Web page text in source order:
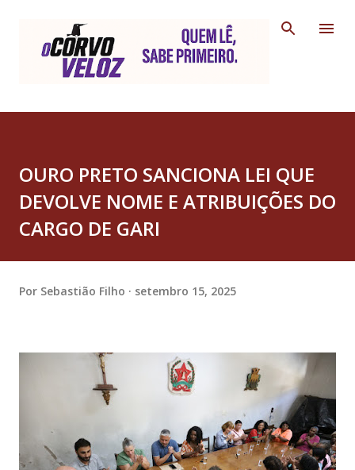
OURO PRETO SANCIONA LEI QUE
DEVOLVE NOME E ATRIBUIÇÕES DO
CARGO DE GARI
Por Sebastião Filho setembro 15, 2025